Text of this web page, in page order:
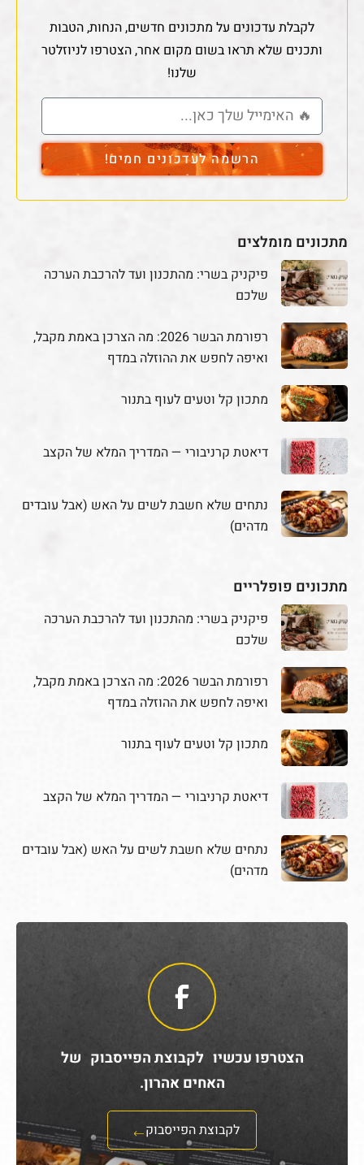
לקבלת עדכונים על מתכונים חדשים, הנחות, הטבות
ותכנים שלא תראו בשום מקום אחר, הצטרפו לניוזלטר
שלנו!
הרשמה לעדכונים חמים!
מתכונים מומלצים
פיקניק בשרי: מהתכנון ועד להרכבת הערכה
שלכם
רפורמת הבשר 2026: מה הצרכן באמת מקבל,
ואיפה לחפש את ההוזלה במדף
מתכון קל וטעים לעוף בתנור
דיאטת קרניבורי — המדריך המלא של הקצב
נתחים שלא חשבת לשים על האש (אבל עובדים
מדהים)
מתכונים פופלריים
פיקניק בשרי: מהתכנון ועד להרכבת הערכה
שלכם
רפורמת הבשר 2026: מה הצרכן באמת מקבל,
ואיפה לחפש את ההוזלה במדף
מתכון קל וטעים לעוף בתנור
דיאטת קרניבורי — המדריך המלא של הקצב
נתחים שלא חשבת לשים על האש (אבל עובדים
מדהים)
הצטרפו עכשיו לקבוצת הפייסבוק של
האחים אהרון.
לקבוצת הפייסבוק